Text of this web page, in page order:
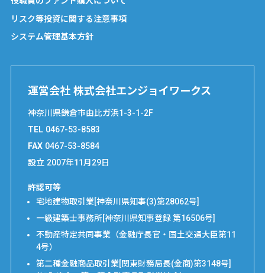
リスク等投資に関する注意事項
システム管理基本方針
運営会社 株式会社エンジョイワークス
神奈川県鎌倉市由比ガ浜1-3-1-2F
TEL 0467-53-8583
FAX 0467-53-8584
設立 2007年11月29日
許認可等
宅地建物取引業[神奈川県知事(3)第28062号]
一級建築士事務所[神奈川県知事登録 第16506号]
不動産特定共同事業（金融庁長官・国土交通大臣第11
4号）
第二種金融商品取引業[関東財務局長(金商)第3148号]